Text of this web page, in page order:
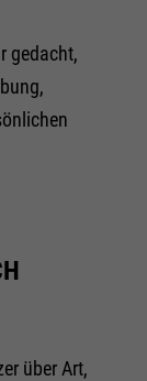
gedacht,
über Art,